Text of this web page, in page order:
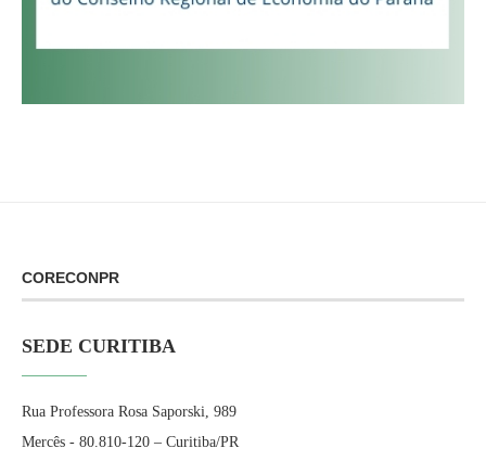
CORECONPR
SEDE CURITIBA
Rua Professora Rosa Saporski, 989
Mercês - 80.810-120 – Curitiba/PR